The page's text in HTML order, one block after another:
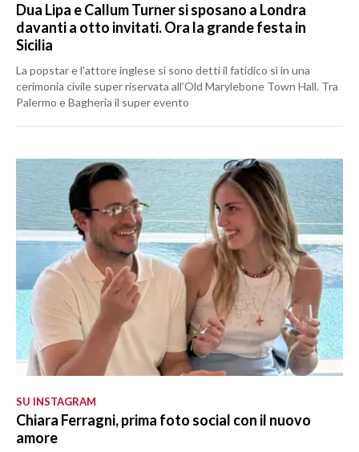
Dua Lipa e Callum Turner si sposano a Londra
davanti a otto invitati. Ora la grande festa in
Sicilia
La popstar e l'attore inglese si sono detti il fatidico sì in una
cerimonia civile super riservata all’Old Marylebone Town Hall. Tra
Palermo e Bagheria il super evento
SU INSTAGRAM
Chiara Ferragni, prima foto social con il nuovo
amore